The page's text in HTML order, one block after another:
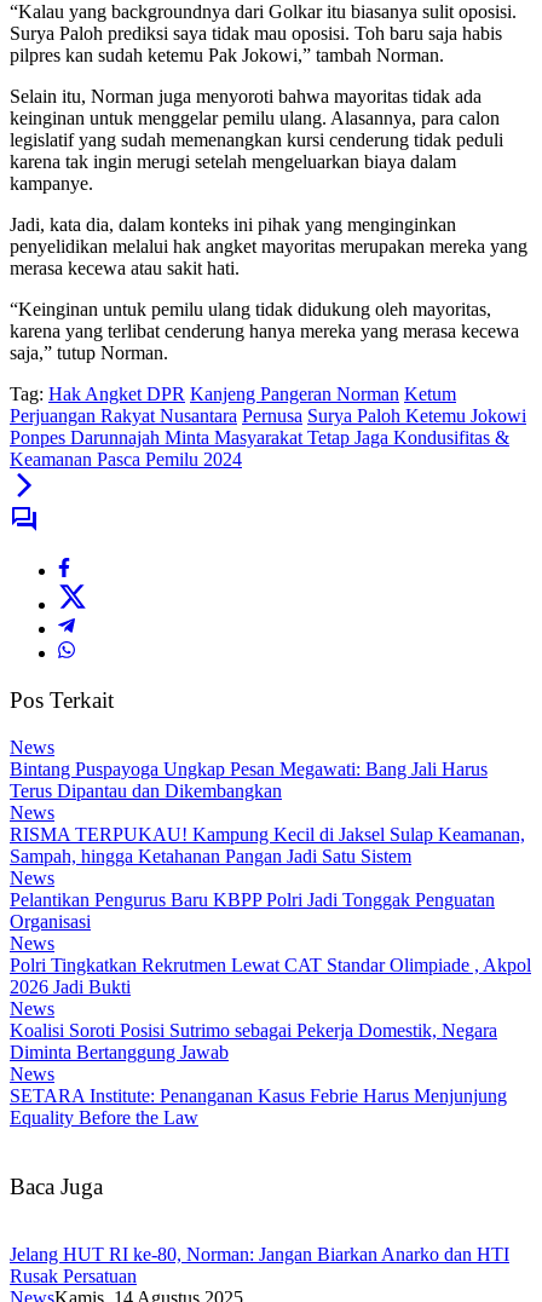
“Kalau yang backgroundnya dari Golkar itu biasanya sulit oposisi.
Surya Paloh prediksi saya tidak mau oposisi. Toh baru saja habis
pilpres kan sudah ketemu Pak Jokowi,” tambah Norman.
Selain itu, Norman juga menyoroti bahwa mayoritas tidak ada
keinginan untuk menggelar pemilu ulang. Alasannya, para calon
legislatif yang sudah memenangkan kursi cenderung tidak peduli
karena tak ingin merugi setelah mengeluarkan biaya dalam
kampanye.
Jadi, kata dia, dalam konteks ini pihak yang menginginkan
penyelidikan melalui hak angket mayoritas merupakan mereka yang
merasa kecewa atau sakit hati.
“Keinginan untuk pemilu ulang tidak didukung oleh mayoritas,
karena yang terlibat cenderung hanya mereka yang merasa kecewa
saja,” tutup Norman.
Tag: Hak Angket DPR Kanjeng Pangeran Norman Ketum
Perjuangan Rakyat Nusantara Pernusa Surya Paloh Ketemu Jokowi
Ponpes Darunnajah Minta Masyarakat Tetap Jaga Kondusifitas &
Keamanan Pasca Pemilu 2024
Pos Terkait
News
Bintang Puspayoga Ungkap Pesan Megawati: Bang Jali Harus
Terus Dipantau dan Dikembangkan
News
RISMA TERPUKAU! Kampung Kecil di Jaksel Sulap Keamanan,
Sampah, hingga Ketahanan Pangan Jadi Satu Sistem
News
Pelantikan Pengurus Baru KBPP Polri Jadi Tonggak Penguatan
Organisasi
News
Polri Tingkatkan Rekrutmen Lewat CAT Standar Olimpiade , Akpol
2026 Jadi Bukti
News
Koalisi Soroti Posisi Sutrimo sebagai Pekerja Domestik, Negara
Diminta Bertanggung Jawab
News
SETARA Institute: Penanganan Kasus Febrie Harus Menjunjung
Equality Before the Law
Baca Juga
Jelang HUT RI ke-80, Norman: Jangan Biarkan Anarko dan HTI
Rusak Persatuan